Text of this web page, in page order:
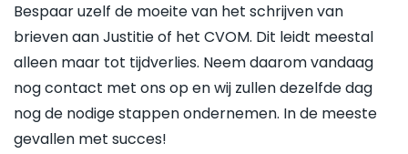
Bespaar uzelf de moeite van het schrijven van
brieven aan Justitie of het CVOM. Dit leidt meestal
alleen maar tot tijdverlies. Neem daarom vandaag
nog contact met ons op en wij zullen dezelfde dag
nog de nodige stappen ondernemen. In de meeste
gevallen met succes!